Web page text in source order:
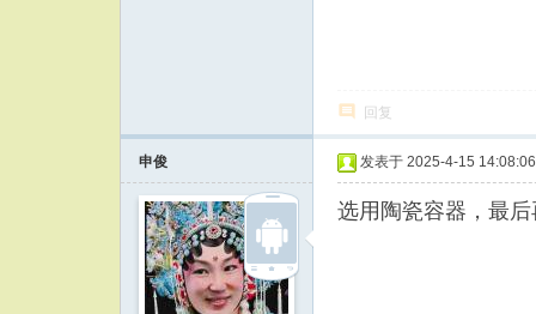
回复
申俊 发表于 2025-4-15 14:08:06
选用陶瓷容器，最